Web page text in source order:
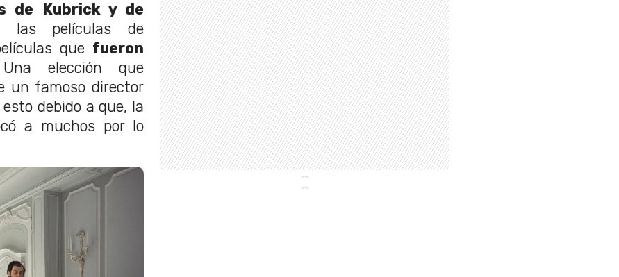
de Kubrick y de
las películas de
que fueron
elección que
un famoso director
debido a que, la
a muchos por lo